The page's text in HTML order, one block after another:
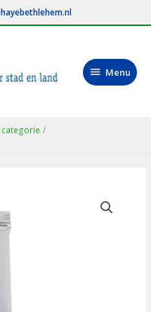
Menu
Menu
categorie